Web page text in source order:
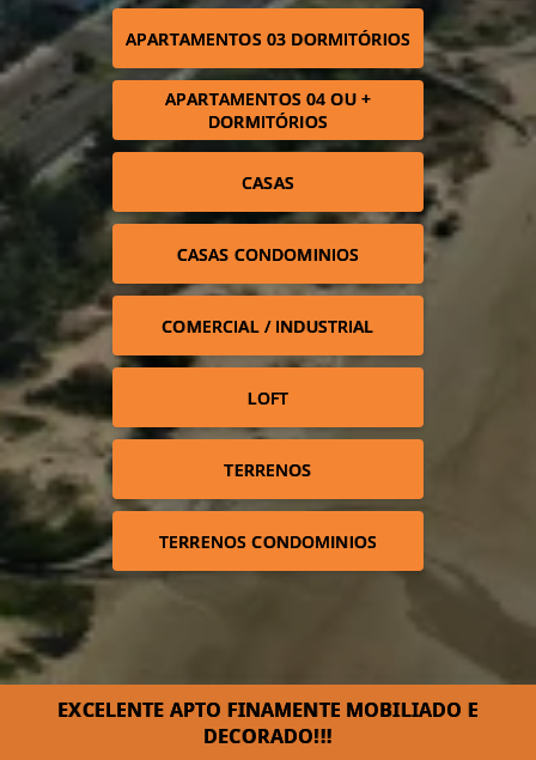
APARTAMENTOS 03 DORMITÓRIOS
APARTAMENTOS 04 OU +
DORMITÓRIOS
CASAS
CASAS CONDOMINIOS
COMERCIAL / INDUSTRIAL
LOFT
TERRENOS
TERRENOS CONDOMINIOS
EXCELENTE APTO FINAMENTE MOBILIADO E
DECORADO!!!